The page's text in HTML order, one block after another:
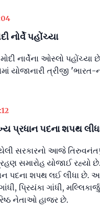
નોર્વે પહોંચ્યા
નાર્વેના ઓસ્લો પહોંચ્યા
યોજાનારી ત્રીજી 'ભારત-
પ્રધાન પદના શપથ
સરકારનો આજે
સમારોહ યોજાઈ રહ્યો છે.
પદના શપથ લઈ લીધા છે. આ
પ્રિયંકા ગાંધી,
નેતાઓ હાજર છે.